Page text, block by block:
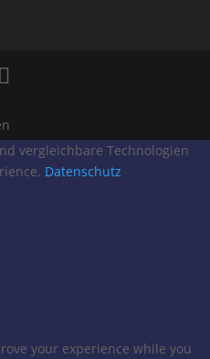
vergleichbare Technologien
Datenschutz
your experience while you